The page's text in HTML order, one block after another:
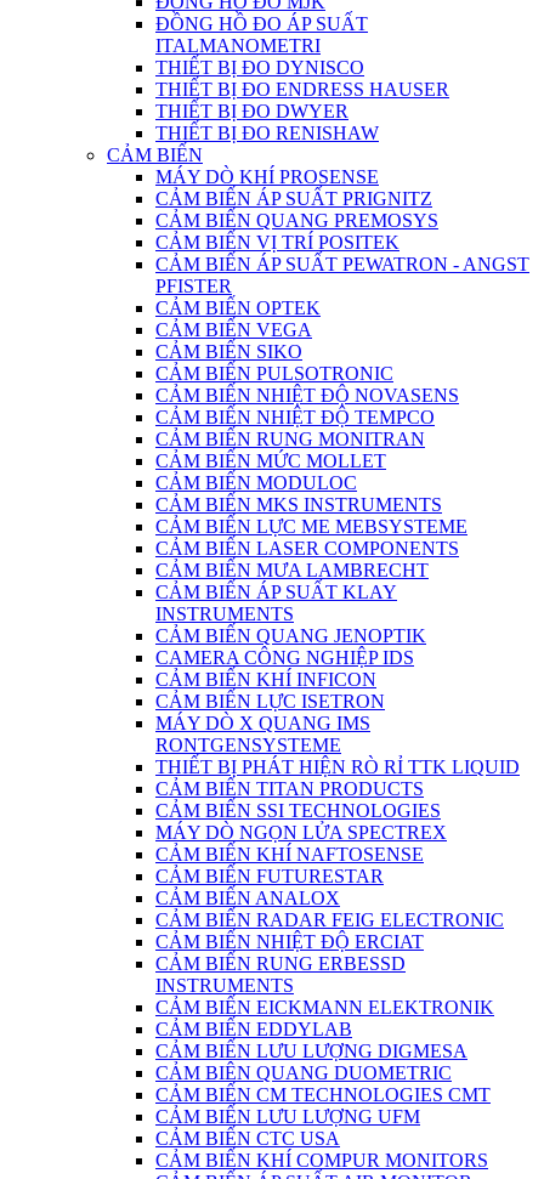
ĐỒNG HỒ ĐO ÁP SUẤT
ITALMANOMETRI
THIẾT BỊ ĐO DYNISCO
THIẾT BỊ ĐO ENDRESS HAUSER
THIẾT BỊ ĐO DWYER
THIẾT BỊ ĐO RENISHAW
CẢM BIẾN
MÁY DÒ KHÍ PROSENSE
CẢM BIẾN ÁP SUẤT PRIGNITZ
CẢM BIẾN QUANG PREMOSYS
CẢM BIẾN VỊ TRÍ POSITEK
CẢM BIẾN ÁP SUẤT PEWATRON - ANGST
PFISTER
CẢM BIẾN OPTEK
CẢM BIẾN VEGA
CẢM BIẾN SIKO
CẢM BIẾN PULSOTRONIC
CẢM BIẾN NHIỆT ĐỘ NOVASENS
CẢM BIẾN NHIỆT ĐỘ TEMPCO
CẢM BIẾN RUNG MONITRAN
CẢM BIẾN MỨC MOLLET
CẢM BIẾN MODULOC
CẢM BIẾN MKS INSTRUMENTS
CẢM BIẾN LỰC ME MEBSYSTEME
CẢM BIẾN LASER COMPONENTS
CẢM BIẾN MƯA LAMBRECHT
CẢM BIẾN ÁP SUẤT KLAY
INSTRUMENTS
CẢM BIẾN QUANG JENOPTIK
CAMERA CÔNG NGHIỆP IDS
CẢM BIẾN KHÍ INFICON
CẢM BIẾN LỰC ISETRON
MÁY DÒ X QUANG IMS
RONTGENSYSTEME
THIẾT BỊ PHÁT HIỆN RÒ RỈ TTK LIQUID
CẢM BIẾN TITAN PRODUCTS
CẢM BIẾN SSI TECHNOLOGIES
MÁY DÒ NGỌN LỬA SPECTREX
CẢM BIẾN KHÍ NAFTOSENSE
CẢM BIẾN FUTURESTAR
CẢM BIẾN ANALOX
CẢM BIẾN RADAR FEIG ELECTRONIC
CẢM BIẾN NHIỆT ĐỘ ERCIAT
CẢM BIẾN RUNG ERBESSD
INSTRUMENTS
CẢM BIẾN EICKMANN ELEKTRONIK
CẢM BIẾN EDDYLAB
CẢM BIẾN LƯU LƯỢNG DIGMESA
CẢM BIÊN QUANG DUOMETRIC
CẢM BIẾN CM TECHNOLOGIES CMT
CẢM BIẾN LƯU LƯỢNG UFM
CẢM BIẾN CTC USA
CẢM BIẾN KHÍ COMPUR MONITORS